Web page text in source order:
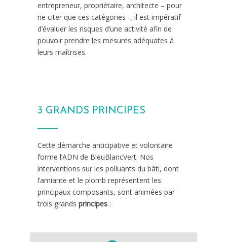
entrepreneur, propriétaire, architecte – pour
ne citer que ces catégories -, il est impératif
d’évaluer les risques d’une activité afin de
pouvoir prendre les mesures adéquates à
leurs maîtrises.
3 GRANDS PRINCIPES
Cette démarche anticipative et volontaire
forme l’ADN de BleuBlancVert. Nos
interventions sur les polluants du bâti, dont
l’amiante et le plomb représentent les
principaux composants, sont animées par
trois grands principes :